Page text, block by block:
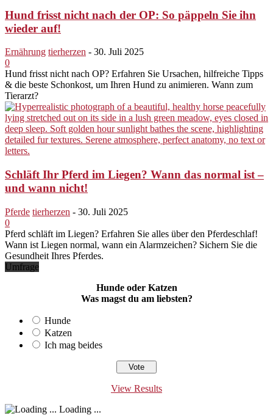
Hund frisst nicht nach der OP: So päppeln Sie ihn
wieder auf!
Ernährung tierherzen - 30. Juli 2025
0
Hund frisst nicht nach OP? Erfahren Sie Ursachen, hilfreiche Tipps
& die beste Schonkost, um Ihren Hund zu animieren. Wann zum
Tierarzt?
Schläft Ihr Pferd im Liegen? Wann das normal ist –
und wann nicht!
Pferde tierherzen - 30. Juli 2025
0
Pferd schläft im Liegen? Erfahren Sie alles über den Pferdeschlaf!
Wann ist Liegen normal, wann ein Alarmzeichen? Sichern Sie die
Gesundheit Ihres Pferdes.
Umfrage
Hunde oder Katzen
Was magst du am liebsten?
Hunde
Katzen
Ich mag beides
View Results
Loading ...